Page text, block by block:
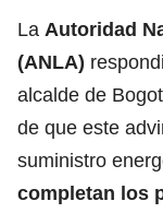
La Autoridad
(ANLA)
alcalde de
de que este
suministro
completan los